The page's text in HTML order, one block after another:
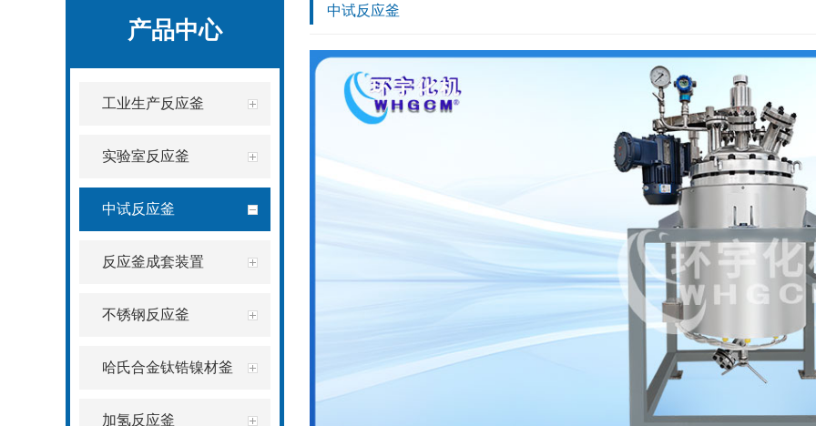
产品中心
工业生产反应釜
实验室反应釜
中试反应釜
反应釜成套装置
不锈钢反应釜
哈氏合金钛锆镍材釜
加氢反应釜
中试反应釜